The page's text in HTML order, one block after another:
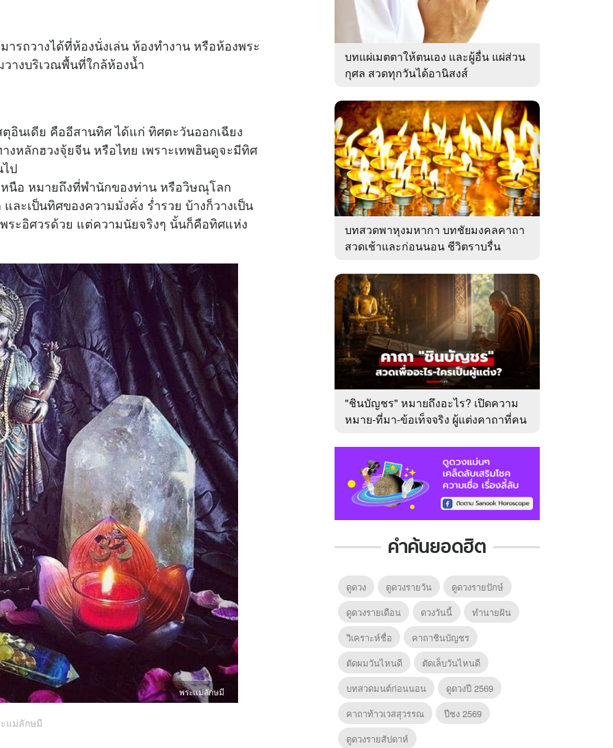
รถวางได้ที่ห้องนั่งเล่น ห้องทำงาน หรือห้องพระ
างบริเวณพื้นที่ใกล้ห้องน้ำ
อินเดีย​ คือ​อีสานทิศ​ ได้แก่ ทิศตะวันออกเฉียง
งหลักฮวงจุ้ยจีน หรือไทย​ เพราะเทพฮินดูจะมีทิศ
ป
หนือ​ หมายถึงที่พำนักของท่าน​ หรือ​วิษณุโลก​
ละเป็นทิศของความมั่งคั่ง ร่ำรวย​ บ้างก็วางเป็น
ระอิศวรด้วย​ แต่ความนัยจริงๆ นั้นก็คือทิศแห่ง
พระแม่ลักษมี
แม่ลักษมี
บทแผ่เมตตาให้ตนเอง และผู้อื่น แผ่ส่วน
กุศล สวดทุกวันได้อานิสงส์
บทสวดพาหุงมหากา บทชัยมงคลคาถา
สวดเช้าและก่อนนอน ชีวิตราบรื่น
"ชินบัญชร" หมายถึงอะไร? เปิดความ
หมาย-ที่มา-ข้อเท็จจริง ผู้แต่งคาถาที่คน
คำค้นยอดฮิต
ดูดวง ดูดวงรายวัน
ดูดวงรายปักษ์
ดูดวงรายเดือน
ดวงวันนี้
ทํานายฝัน
วิเคราะห์ชื่อ
คาถาชินบัญชร
ตัดผมวันไหนดี
ตัดเล็บวันไหนดี
บทสวดมนต์ก่อนนอน
ดูดวงปี 2569
คาถาท้าวเวสสุวรรณ
ปีชง 2569
ดูดวงรายสัปดาห์